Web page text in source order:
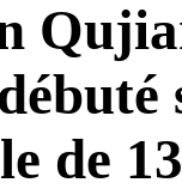
de